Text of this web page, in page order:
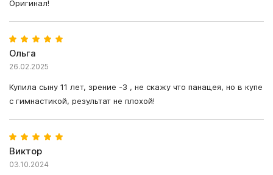
Оригинал!
Ольга
26.02.2025
Купила сыну 11 лет, зрение -3 , не скажу что панацея, но в купе
с гимнастикой, результат не плохой!
Виктор
03.10.2024